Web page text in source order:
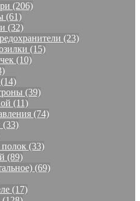
(206)
(61)
(32)
(23)
(15)
(10)
(39)
(11)
(74)
(33)
(33)
(89)
(69)
(17)